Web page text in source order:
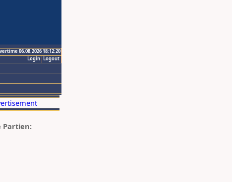
06.08.2026 18:12:20
Logout
Login
Partien: